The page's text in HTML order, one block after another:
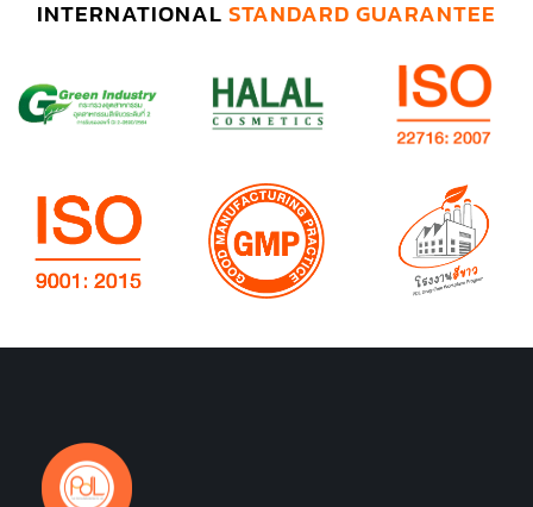
INTERNATIONAL STANDARD GUARANTEE